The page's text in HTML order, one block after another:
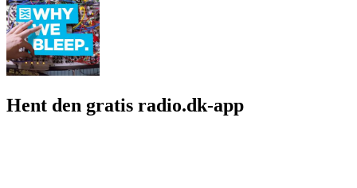
Hent den gratis radio.dk-app